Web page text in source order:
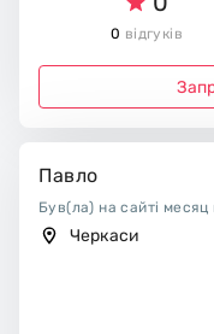
0 відгуків
Павло
Був(ла) на сайті месяц
Черкаси